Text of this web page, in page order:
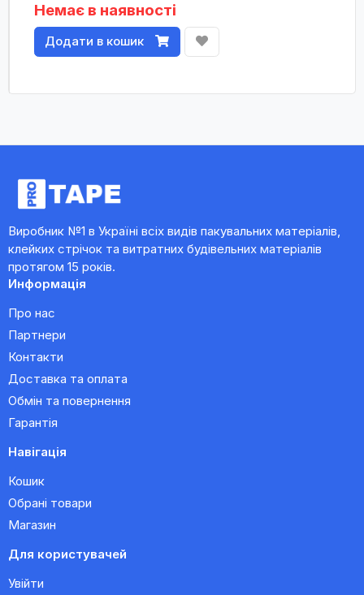
Немає в наявності
Додати в кошик
Виробник №1 в Україні всіх видів пакувальних матеріалів,
клейких стрічок та витратних будівельних матеріалів
протягом 15 років.
Информація
Про нас
Партнери
Контакти
Доставка та оплата
Обмін та повернення
Гарантія
Навігація
Кошик
Обрані товари
Магазин
Для користувачей
Увійти